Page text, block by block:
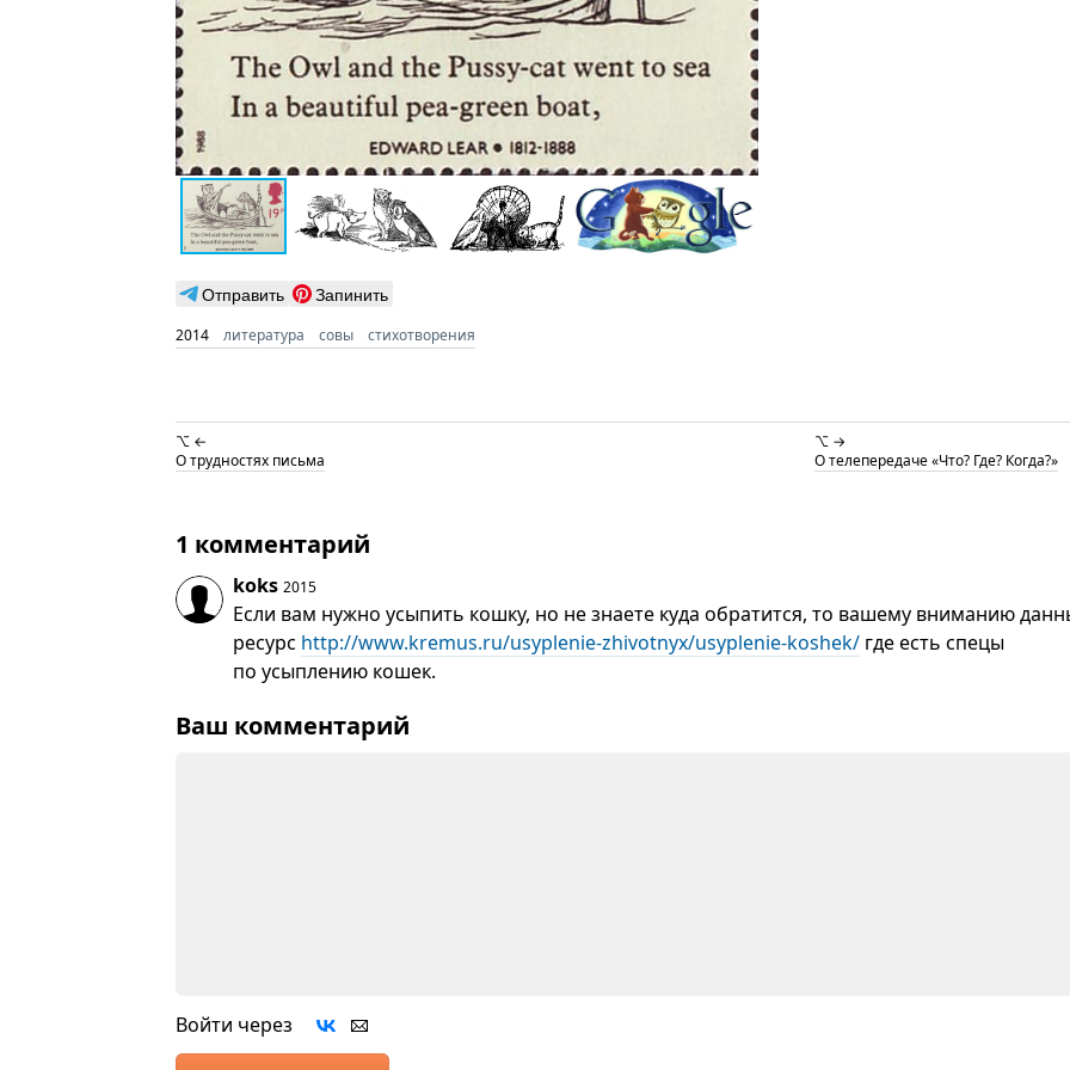
Отправить Запинить
2014 литература совы стихотворения
⌥ ←
О трудностях письма
⌥ →
О телепередаче «Что? Где? Когда?»
1 комментарий
koks 2015
Если вам нужно усыпить кошку, но не знаете куда обратится, то вашему вниманию
ресурс http://www.kremus.ru/usyplenie-zhivotnyx/usyplenie-koshek/ где есть спецы
по усыплению кошек.
Ваш комментарий
Войти через